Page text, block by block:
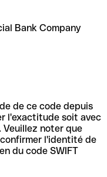
Bank Company
de ce code depuis
l'exactitude soit avec
Veuillez noter que
confirmer l'identité de
du code SWIFT